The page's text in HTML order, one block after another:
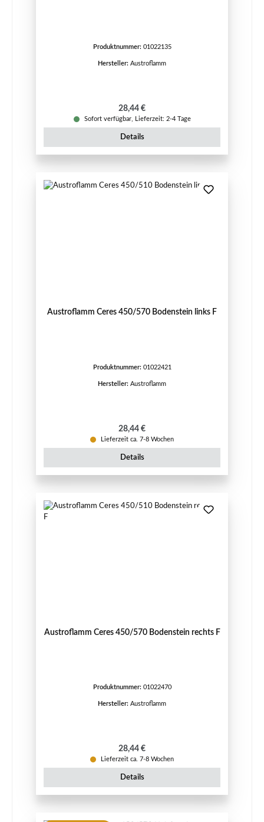
Produktnummer: 01022135
Hersteller: Austroflamm
Regulärer Preis:
28,44 €
Sofort verfügbar, Lieferzeit: 2-4 Tage
Details
Austroflamm Ceres 450/570 Bodenstein links F
Produktnummer: 01022421
Hersteller: Austroflamm
Regulärer Preis:
28,44 €
Lieferzeit ca. 7-8 Wochen
Details
Austroflamm Ceres 450/570 Bodenstein rechts F
Produktnummer: 01022470
Hersteller: Austroflamm
Regulärer Preis:
28,44 €
Lieferzeit ca. 7-8 Wochen
Details